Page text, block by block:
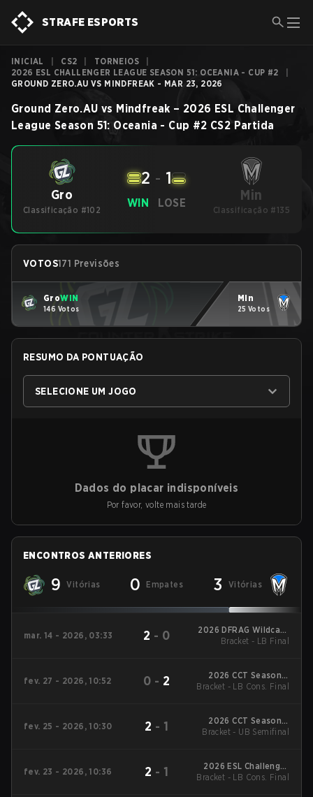
STRAFE ESPORTS
INICIAL CS2 TORNEIOS
2026 ESL CHALLENGER LEAGUE SEASON 51: OCEANIA - CUP #2
GROUND ZERO.AU VS MINDFREAK - MAR 23, 2026
Ground Zero.AU vs Mindfreak – 2026 ESL Challenger
League Season 51: Oceania - Cup #2 CS2 Partida
Gro
Classificação #102
WIN
2 - 1
LOSE Min
Classificação #135
VOTOS171 Previsões
GroWIN
146 Votos
Min
25 Votos
RESUMO DA PONTUAÇÃO
SELECIONE UM JOGO
Dados do placar indisponíveis
Por favor, volte mais tarde
ENCONTROS ANTERIORES
9 Vitórias 0 Empates 3 Vitórias
mar. 14 - 2026, 03:33 2 - 0
2026 DFRAG Wildcard
LAN Season 1
Bracket - LB Final
fev. 27 - 2026, 10:52 0 - 2
2026 CCT Season 3
Oceania Series #4
Bracket - LB Cons. Final
fev. 25 - 2026, 10:30 2 - 1
2026 CCT Season 3
Oceania Series #4
Bracket - UB Semifinal
fev. 23 - 2026, 10:36 2 - 1
2026 ESL Challenger
League Season 51:
Bracket - LB Cons. Final